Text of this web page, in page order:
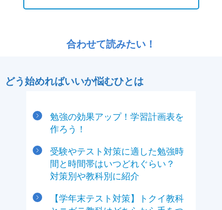
合わせて読みたい！
どう始めればいいか悩むひとは
勉強の効果アップ！学習計画表を
作ろう！
受験やテスト対策に適した勉強時
間と時間帯はいつどれぐらい？
対策別や教科別に紹介
【学年末テスト対策】トクイ教科